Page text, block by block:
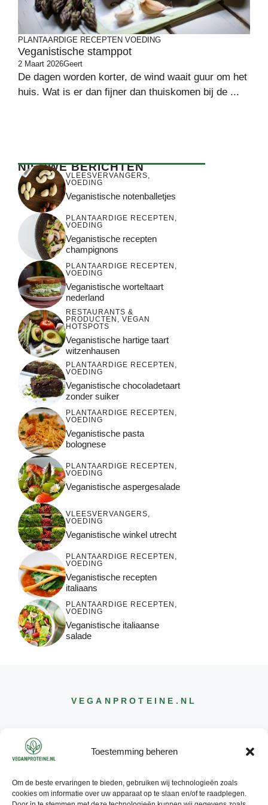
Toestemming beheren
Om de beste ervaringen te bieden, gebruiken wij technologieën zoals
cookies om informatie over uw apparaat op te slaan en/of te raadplegen.
PLANTAARDIGE RECEPTEN VOEDING
Veganistische stamppot
2 Maart 2026Geert
De dagen worden korter, de wind waait guur om het
huis. Wat is er dan fijner dan thuiskomen bij de ...
NIEUWE BERICHTEN
VLEESVERVANGERS,
VOEDING
Veganistische notenballetjes
PLANTAARDIGE RECEPTEN ,
VOEDING
Veganistische recepten
champignons
PLANTAARDIGE RECEPTEN ,
VOEDING
Veganistische worteltaart
nederland
RESTAURANTS &
PRODUCTEN , VEGAN
HOTSPOTS
Veganistische hartige taart
witzenhausen
PLANTAARDIGE RECEPTEN ,
VOEDING
Veganistische chocoladetaart
zonder suiker
PLANTAARDIGE RECEPTEN ,
VOEDING
Veganistische pasta
bolognese
PLANTAARDIGE RECEPTEN ,
VOEDING
Veganistische aspergesalade
VLEESVERVANGERS,
VOEDING
Veganistische winkel utrecht
PLANTAARDIGE RECEPTEN ,
VOEDING
Veganistische recepten
italiaans
PLANTAARDIGE RECEPTEN ,
VOEDING
Veganistische italiaanse
salade
VEGANPROTEINE .NL
CONTACT
INFO@ VEGANPROTEINE.NL